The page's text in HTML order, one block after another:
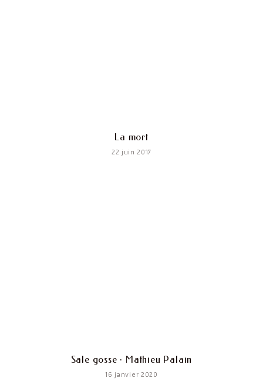
La mort
22 juin 2017
Sale gosse · Mathieu Palain
16 janvier 2020